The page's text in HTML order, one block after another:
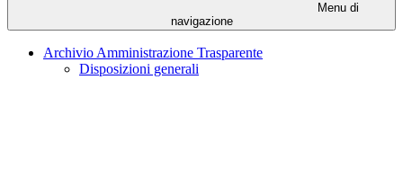
Menu di
navigazione
Archivio Amministrazione Trasparente
Disposizioni generali